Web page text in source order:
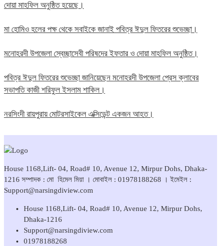
দোয়া মাহফিল অনুষ্ঠিত হয়েছে।
মা হোমিও হলের পক্ষ থেকে সবাইকে জানাই পবিত্র ঈদুল ফিতরের শুভেচ্ছা।
মনোহরদী উপজেলা স্বেচ্ছাসেবী পরিষদের ইফতার ও দোয়া মাহফিল অনুষ্ঠিত।
পবিত্র ঈদুল ফিতরের শুভেচ্ছা জানিয়েছেন মনোহরদী উপজেলা প্রেস ক্লাবের
সভাপতি কাজী শরিফুল ইসলাম শাকিল।
নরসিংদী রায়পুরায় মোটরসাইকেল এক্সিডেন্ট একজন আহত।
House 1168,Lift- 04, Road# 10, Avenue 12, Mirpur Dohs, Dhaka-
1216 সম্পাদক : মো হিমেল মিয়া । মোবাইল : 01978188268 । ইমেইল :
Support@narsingdiview.com
House 1168,Lift- 04, Road# 10, Avenue 12, Mirpur Dohs,
Dhaka-1216
Support@narsingdiview.com
01978188268